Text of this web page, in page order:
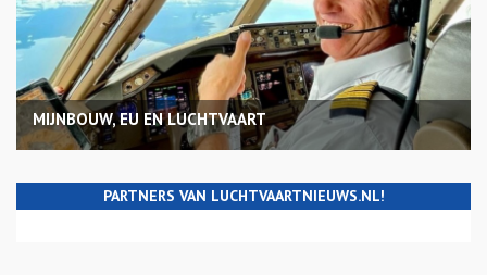
MIJNBOUW, EU EN LUCHTVAART
PARTNERS VAN LUCHTVAARTNIEUWS.NL!